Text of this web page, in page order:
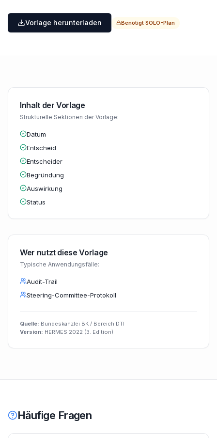
Vorlage herunterladen Benötigt SOLO-Plan
Inhalt der Vorlage
Strukturelle Sektionen der Vorlage:
Datum
Entscheid
Entscheider
Begründung
Auswirkung
Status
Wer nutzt diese Vorlage
Typische Anwendungsfälle:
Audit-Trail
Steering-Committee-Protokoll
Quelle: Bundeskanzlei BK / Bereich DTI
Version: HERMES 2022 (3. Edition)
Häufige Fragen